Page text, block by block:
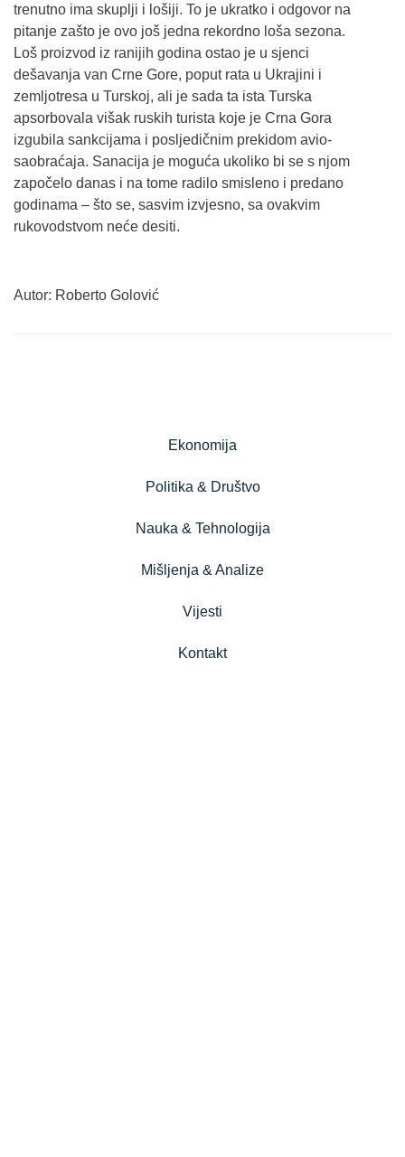
trenutno ima skuplji i lošiji. To je ukratko i odgovor na
pitanje zašto je ovo još jedna rekordno loša sezona.
Loš proizvod iz ranijih godina ostao je u sjenci
dešavanja van Crne Gore, poput rata u Ukrajini i
zemljotresa u Turskoj, ali je sada ta ista Turska
apsorbovala višak ruskih turista koje je Crna Gora
izgubila sankcijama i posljedičnim prekidom avio-
saobraćaja. Sanacija je moguća ukoliko bi se s njom
započelo danas i na tome radilo smisleno i predano
godinama – što se, sasvim izvjesno, sa ovakvim
rukovodstvom neće desiti.
Autor: Roberto Golović
Ekonomija
Politika & Društvo
Nauka & Tehnologija
Mišljenja & Analize
Vijesti
Kontakt